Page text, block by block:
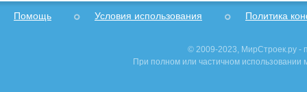
Помощь Условия использования Политика
© 2009-2023, МирСтроек.ру -
При полном или частичном использовании